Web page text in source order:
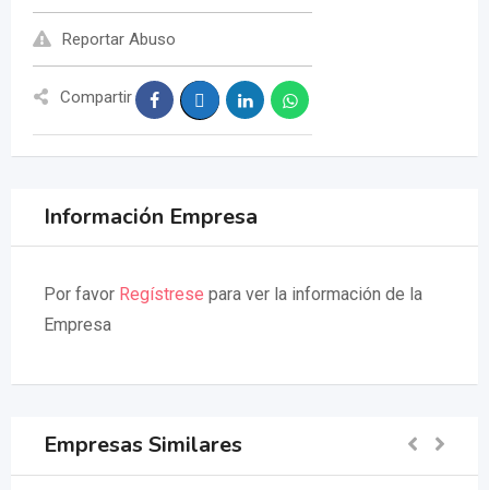
Reportar Abuso
Compartir
Información Empresa
Por favor Regístrese para ver la información de la
Empresa
Empresas Similares